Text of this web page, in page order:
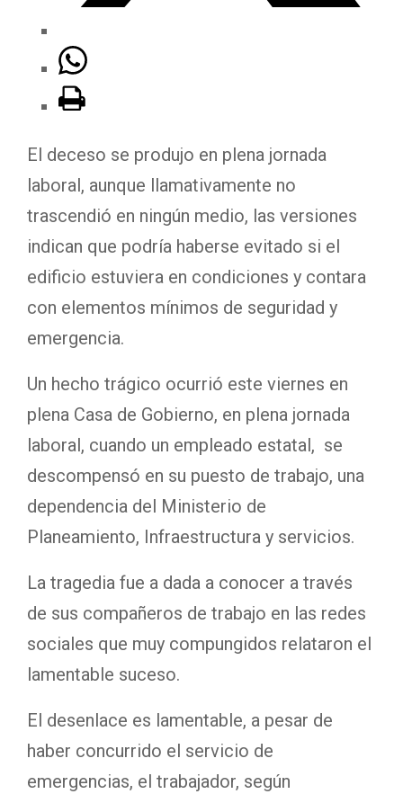
El deceso se produjo en plena jornada
laboral, aunque llamativamente no
trascendió en ningún medio, las versiones
indican que podría haberse evitado si el
edificio estuviera en condiciones y contara
con elementos mínimos de seguridad y
emergencia.
Un hecho trágico ocurrió este viernes en
plena Casa de Gobierno, en plena jornada
laboral, cuando un empleado estatal, se
descompensó en su puesto de trabajo, una
dependencia del Ministerio de
Planeamiento, Infraestructura y servicios.
La tragedia fue a dada a conocer a través
de sus compañeros de trabajo en las redes
sociales que muy compungidos relataron el
lamentable suceso.
El desenlace es lamentable, a pesar de
haber concurrido el servicio de
emergencias, el trabajador, según